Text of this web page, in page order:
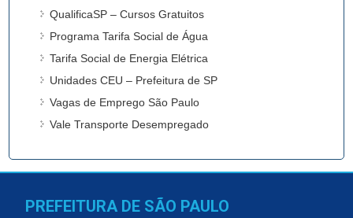
QualificaSP – Cursos Gratuitos
Programa Tarifa Social de Água
Tarifa Social de Energia Elétrica
Unidades CEU – Prefeitura de SP
Vagas de Emprego São Paulo
Vale Transporte Desempregado
PREFEITURA DE SÃO PAULO